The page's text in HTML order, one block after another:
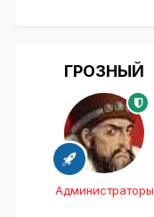
ГРОЗНЫЙ
Администраторы